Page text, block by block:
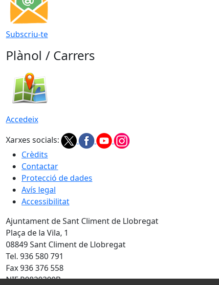
Subscriu-te
Plànol / Carrers
Accedeix
Xarxes socials:
Crèdits
Contactar
Protecció de dades
Avís legal
Accessibilitat
Ajuntament de Sant Climent de Llobregat
Plaça de la Vila, 1
08849 Sant Climent de Llobregat
Tel. 936 580 791
Fax 936 376 558
NIF P0820300B